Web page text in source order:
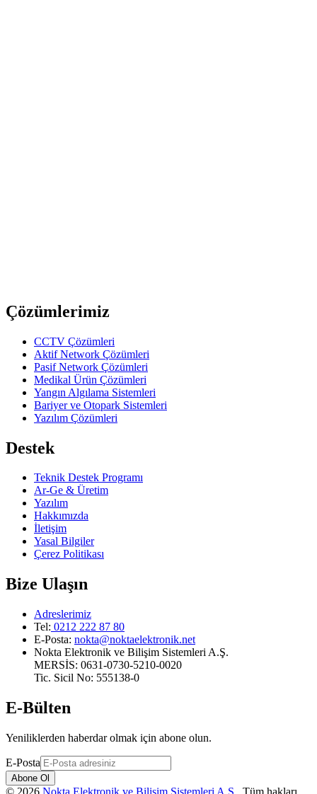
Çözümlerimiz
CCTV Çözümleri
Aktif Network Çözümleri
Pasif Network Çözümleri
Medikal Ürün Çözümleri
Yangın Algılama Sistemleri
Bariyer ve Otopark Sistemleri
Yazılım Çözümleri
Destek
Teknik Destek Programı
Ar-Ge & Üretim
Yazılım
Hakkımızda
İletişim
Yasal Bilgiler
Çerez Politikası
Bize Ulaşın
Adreslerimiz
Tel: 0212 222 87 80
E-Posta: nokta@noktaelektronik.net
Nokta Elektronik ve Bilişim Sistemleri A.Ş.
MERSİS: 0631-0730-5210-0020
Tic. Sicil No: 555138-0
E-Bülten
Yeniliklerden haberdar olmak için abone olun.
E-Posta
Abone Ol
© 2026 Nokta Elektronik ve Bilişim Sistemleri A.Ş. Tüm hakları